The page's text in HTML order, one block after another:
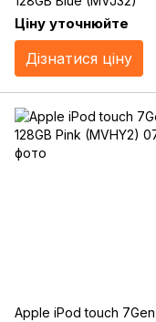
Ціну уточнюйте
Дізнатися ціну
Apple iPod touch 7Gen